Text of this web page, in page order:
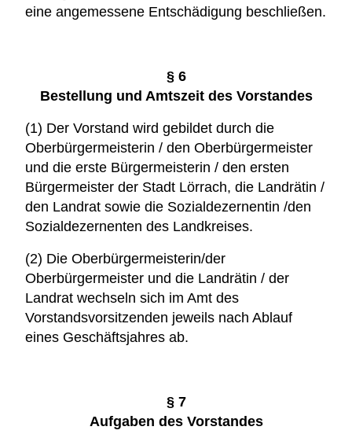
eine angemessene Entschädigung beschließen.
§ 6
Bestellung und Amtszeit des Vorstandes
(1) Der Vorstand wird gebildet durch die
Oberbürgermeisterin / den Oberbürgermeister
und die erste Bürgermeisterin / den ersten
Bürgermeister der Stadt Lörrach, die Landrätin /
den Landrat sowie die Sozialdezernentin /den
Sozialdezernenten des Landkreises.
(2) Die Oberbürgermeisterin/der
Oberbürgermeister und die Landrätin / der
Landrat wechseln sich im Amt des
Vorstandsvorsitzenden jeweils nach Ablauf
eines Geschäftsjahres ab.
§ 7
Aufgaben des Vorstandes